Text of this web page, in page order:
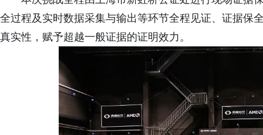
全过程及实时数据采集与输出等环节全程见证、证据保
真实性，赋予超越一般证据的证明效力。